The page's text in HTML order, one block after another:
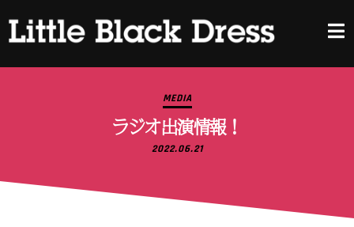
MEDIA
ラジオ出演情報！
2022.06.21